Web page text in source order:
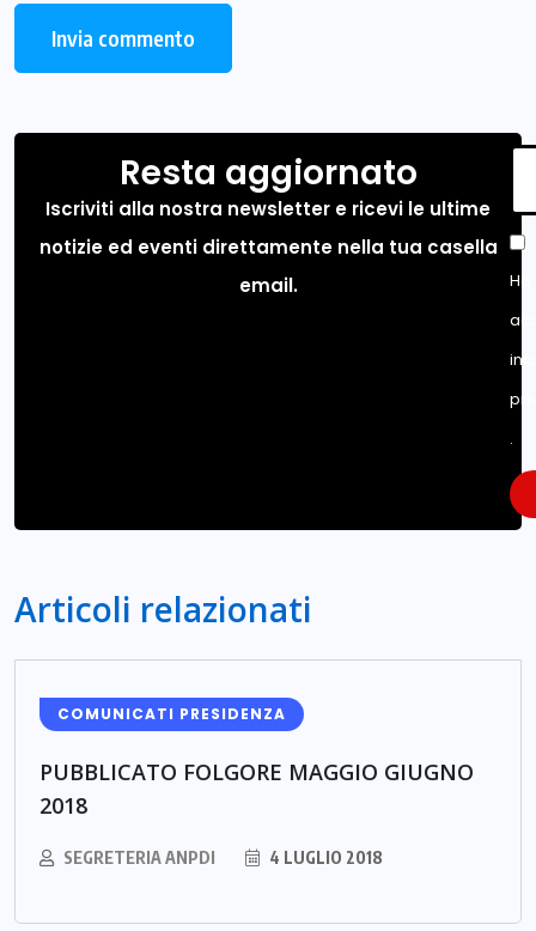
Resta aggiornato
Iscriviti alla nostra newsletter e ricevi le ultime
notizie ed eventi direttamente nella tua casella
email.
.
Articoli relazionati
COMUNICATI PRESIDENZA
PUBBLICATO FOLGORE MAGGIO GIUGNO
2018
SEGRETERIA ANPDI 4 LUGLIO 2018